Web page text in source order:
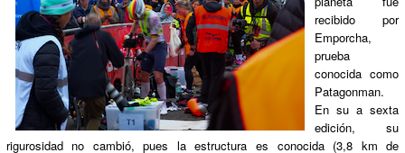
recibido por
Emporcha,
prueba
conocida como
Patagonman.
En su a sexta
edición, su
rigurosidad no cambió, pues la estructura es conocida (3,8 km de